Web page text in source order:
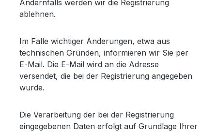
Andernfalls werden wir die Registrierung
ablehnen.
Im Falle wichtiger Änderungen, etwa aus
technischen Gründen, informieren wir Sie per
E-Mail. Die E-Mail wird an die Adresse
versendet, die bei der Registrierung angegeben
wurde.
Die Verarbeitung der bei der Registrierung
eingegebenen Daten erfolgt auf Grundlage Ihrer